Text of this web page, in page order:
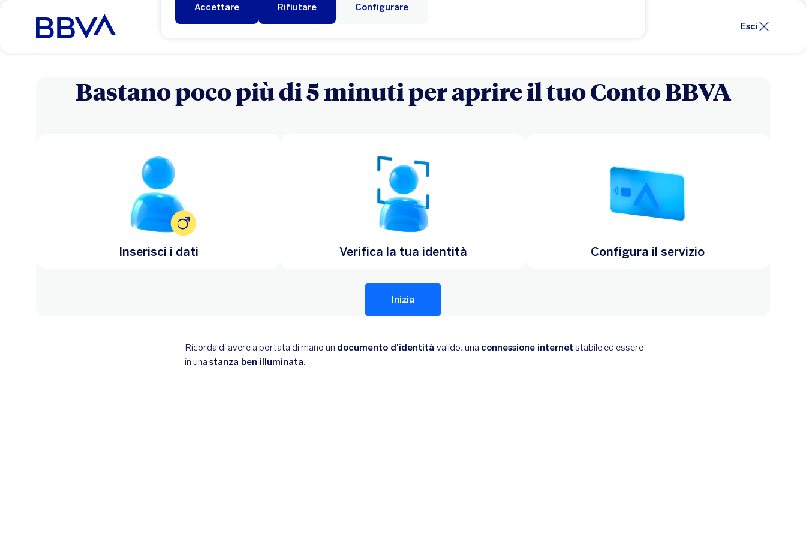
Accettare Rifiutare
Configurare
Esci
Bastano poco più di 5 minuti per aprire il tuo Conto BBVA
Inserisci i dati Verifica la tua identità Configura il servizio
Inizia
Ricorda di avere a portata di mano un documento d'identità valido, una connessione internet stabile ed essere
in una stanza ben illuminata.